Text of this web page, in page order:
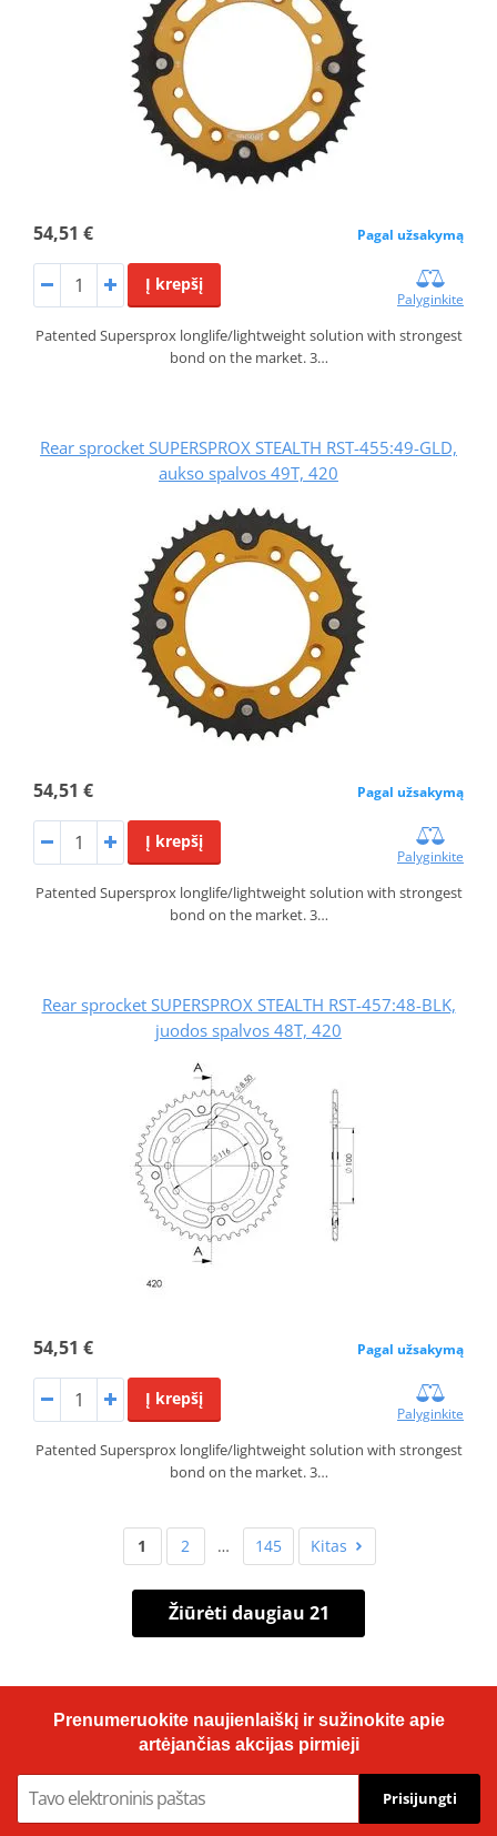
54,51 € Pagal užsakymą
Į krepšį
Palyginkite
Patented Supersprox longlife/lightweight solution with strongest
bond on the market. 3…
Rear sprocket SUPERSPROX STEALTH RST-455:49-GLD,
aukso spalvos 49T, 420
54,51 € Pagal užsakymą
Į krepšį
Palyginkite
Patented Supersprox longlife/lightweight solution with strongest
bond on the market. 3…
Rear sprocket SUPERSPROX STEALTH RST-457:48-BLK,
juodos spalvos 48T, 420
54,51 € Pagal užsakymą
Į krepšį
Palyginkite
Patented Supersprox longlife/lightweight solution with strongest
bond on the market. 3…
1 2 … 145 Kitas
Žiūrėti daugiau 21
Prenumeruokite naujienlaiškį ir sužinokite apie
artėjančias akcijas pirmieji
Prisijungti